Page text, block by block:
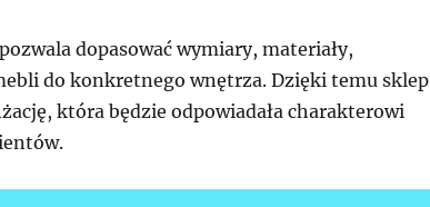
dopasować wymiary, materiały,
do konkretnego wnętrza. Dzięki temu sklep
która będzie odpowiadała charakterowi